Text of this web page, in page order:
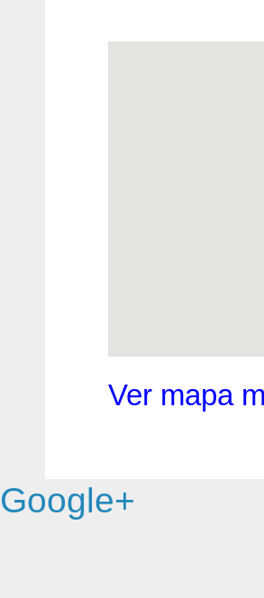
Ver mapa
Google+